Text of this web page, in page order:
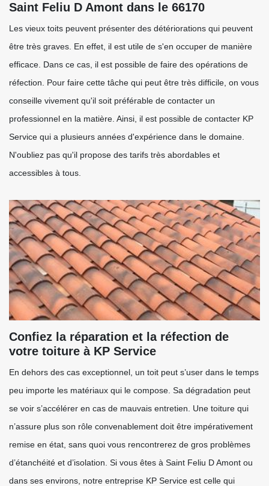
Saint Feliu D Amont dans le 66170
Les vieux toits peuvent présenter des détériorations qui peuvent
être très graves. En effet, il est utile de s'en occuper de manière
efficace. Dans ce cas, il est possible de faire des opérations de
réfection. Pour faire cette tâche qui peut être très difficile, on vous
conseille vivement qu'il soit préférable de contacter un
professionnel en la matière. Ainsi, il est possible de contacter KP
Service qui a plusieurs années d'expérience dans le domaine.
N'oubliez pas qu'il propose des tarifs très abordables et
accessibles à tous.
Confiez la réparation et la réfection de
votre toiture à KP Service
En dehors des cas exceptionnel, un toit peut s’user dans le temps
peu importe les matériaux qui le compose. Sa dégradation peut
se voir s’accélérer en cas de mauvais entretien. Une toiture qui
n’assure plus son rôle convenablement doit être impérativement
remise en état, sans quoi vous rencontrerez de gros problèmes
d’étanchéité et d’isolation. Si vous êtes à Saint Feliu D Amont ou
dans ses environs, notre entreprise KP Service est celle qui